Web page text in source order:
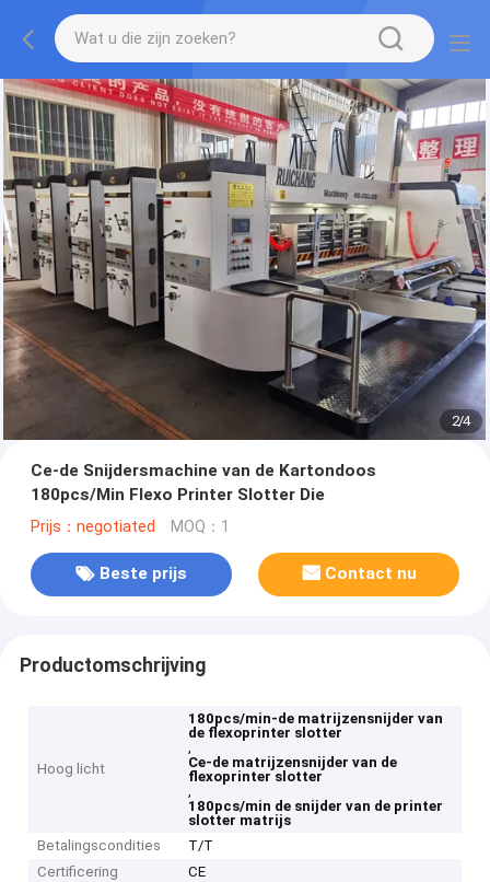
2/4
Ce-de Snijdersmachine van de Kartondoos
180pcs/Min Flexo Printer Slotter Die
Prijs：negotiated MOQ：1
Beste prijs Contact nu
Productomschrijving
Hoog licht
180pcs/min-de matrijzensnijder van
de flexoprinter slotter
,
Ce-de matrijzensnijder van de
flexoprinter slotter
,
180pcs/min de snijder van de printer
slotter matrijs
Betalingscondities
T/T
Certificering
CE